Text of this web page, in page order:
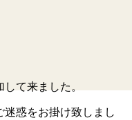
て来ました。
迷惑をお掛け致しまし